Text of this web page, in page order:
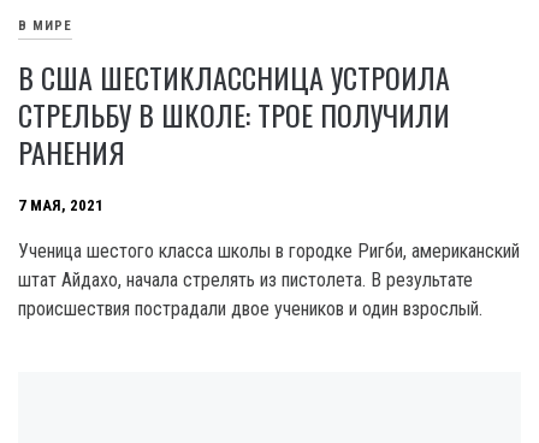
В МИРЕ
В США ШЕСТИКЛАССНИЦА УСТРОИЛА
СТРЕЛЬБУ В ШКОЛЕ: ТРОЕ ПОЛУЧИЛИ
РАНЕНИЯ
7 МАЯ, 2021
Ученица шестого класса школы в городке Ригби, американский
штат Айдахо, начала стрелять из пистолета. В результате
происшествия пострадали двое учеников и один взрослый.